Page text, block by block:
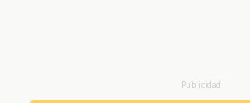
Publicidad